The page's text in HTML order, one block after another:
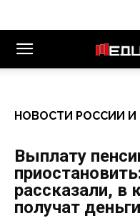
НОВОСТИ РОССИИ И
Выплату
рассказали, в
получат деньги